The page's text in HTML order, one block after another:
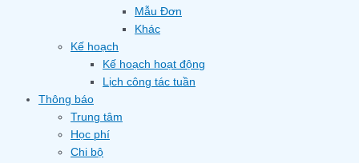
Mẫu Đơn
Khác
Kế hoạch
Kế hoạch hoạt động
Lịch công tác tuần
Thông báo
Trung tâm
Học phí
Chi bộ